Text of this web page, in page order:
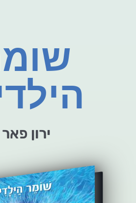
ירון פאר